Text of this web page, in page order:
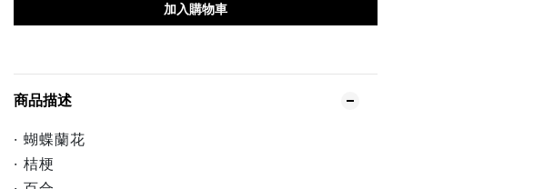
加入購物車
商品描述
· 蝴蝶蘭花
· 桔梗